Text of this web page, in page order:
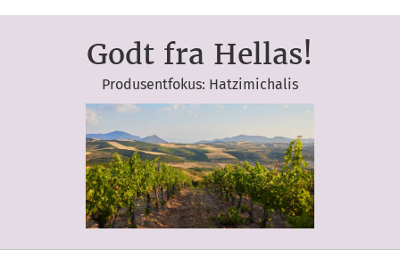
Godt fra Hellas!
Produsentfokus: Hatzimichalis